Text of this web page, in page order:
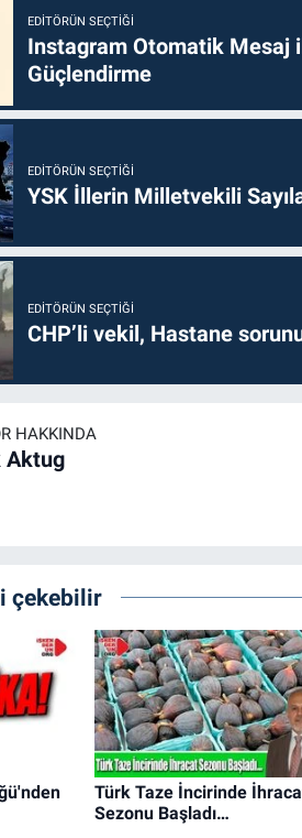
EDITÖRÜN SEÇTIĞI
Instagram Otomatik Mesaj
Güçlendirme
EDITÖRÜN SEÇTIĞI
YSK İllerin Milletvekili
EDITÖRÜN SEÇTIĞI
CHP’li vekil, Hastane
HAKKINDA
Aktug
çekebilir
Türk Taze İncirinde
Sezonu Başladı…